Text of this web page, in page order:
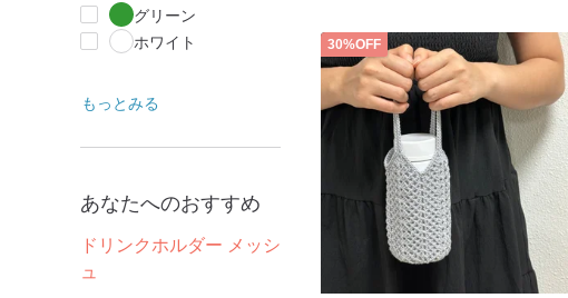
グリーン
ホワイト
もっとみる
あなたへのおすすめ
ドリンクホルダー メッシ
ュ
30%OFF